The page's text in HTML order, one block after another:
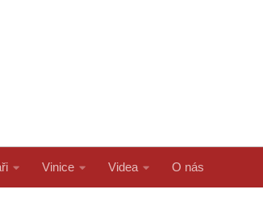
Vinice Videa O nás